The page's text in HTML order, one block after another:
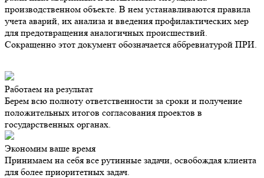
производственном объекте. В нем устанавливаются правила
учета аварий, их анализа и введения профилактических мер
для предотвращения аналогичных происшествий.
Сокращенно этот документ обозначается аббревиатурой ПРИ.
Работаем на результат
Берем всю полноту ответственности за сроки и получение
положительных итогов согласования проектов в
государственных органах.
Экономим ваше время
Принимаем на себя все рутинные задачи, освобождая клиента
для более приоритетных задач.